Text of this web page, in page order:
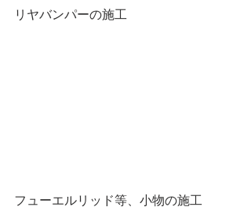
リヤバンパーの施工
フューエルリッド等、小物の施工